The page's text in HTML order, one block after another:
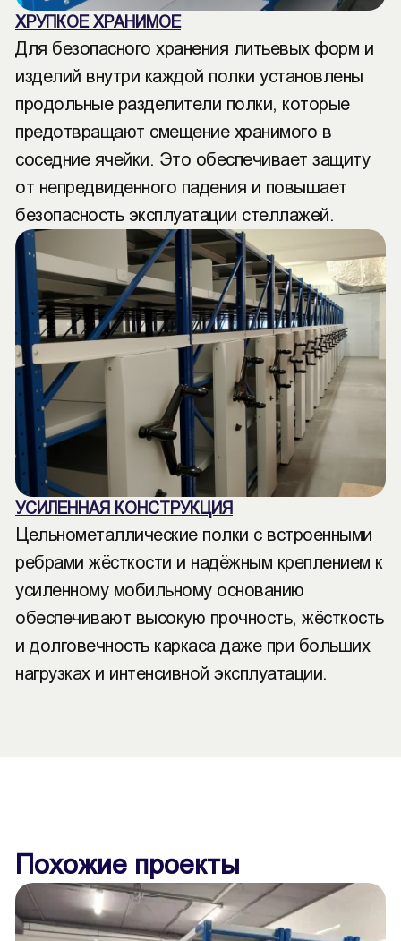
ХРУПКОЕ ХРАНИМОЕ
Для безопасного хранения литьевых форм и
изделий внутри каждой полки установлены
продольные разделители полки, которые
предотвращают смещение хранимого в
соседние ячейки. Это обеспечивает защиту
от непредвиденного падения и повышает
безопасность эксплуатации стеллажей.
УСИЛЕННАЯ КОНСТРУКЦИЯ
Цельнометаллические полки с встроенными
ребрами жёсткости и надёжным креплением к
усиленному мобильному основанию
обеспечивают высокую прочность, жёсткость
и долговечность каркаса даже при больших
нагрузках и интенсивной эксплуатации.
Похожие проекты